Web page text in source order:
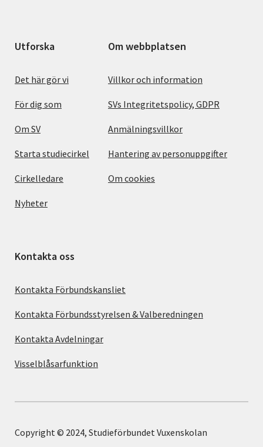
Utforska
Det här gör vi
För dig som
Om SV
Starta studiecirkel
Cirkelledare
Nyheter
Om webbplatsen
Villkor och information
SVs Integritetspolicy, GDPR
Anmälningsvillkor
Hantering av personuppgifter
Om cookies
Kontakta oss
Kontakta Förbundskansliet
Kontakta Förbundsstyrelsen & Valberedningen
Kontakta Avdelningar
Visselblåsarfunktion
Copyright © 2024, Studieförbundet Vuxenskolan